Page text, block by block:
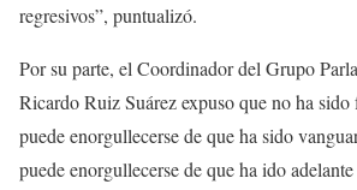
regresivos”, puntualizó.
Por su parte, el Coordinador del Grupo
Ricardo Ruiz Suárez expuso que no ha
puede enorgullecerse de que ha sido
puede enorgullecerse de que ha ido